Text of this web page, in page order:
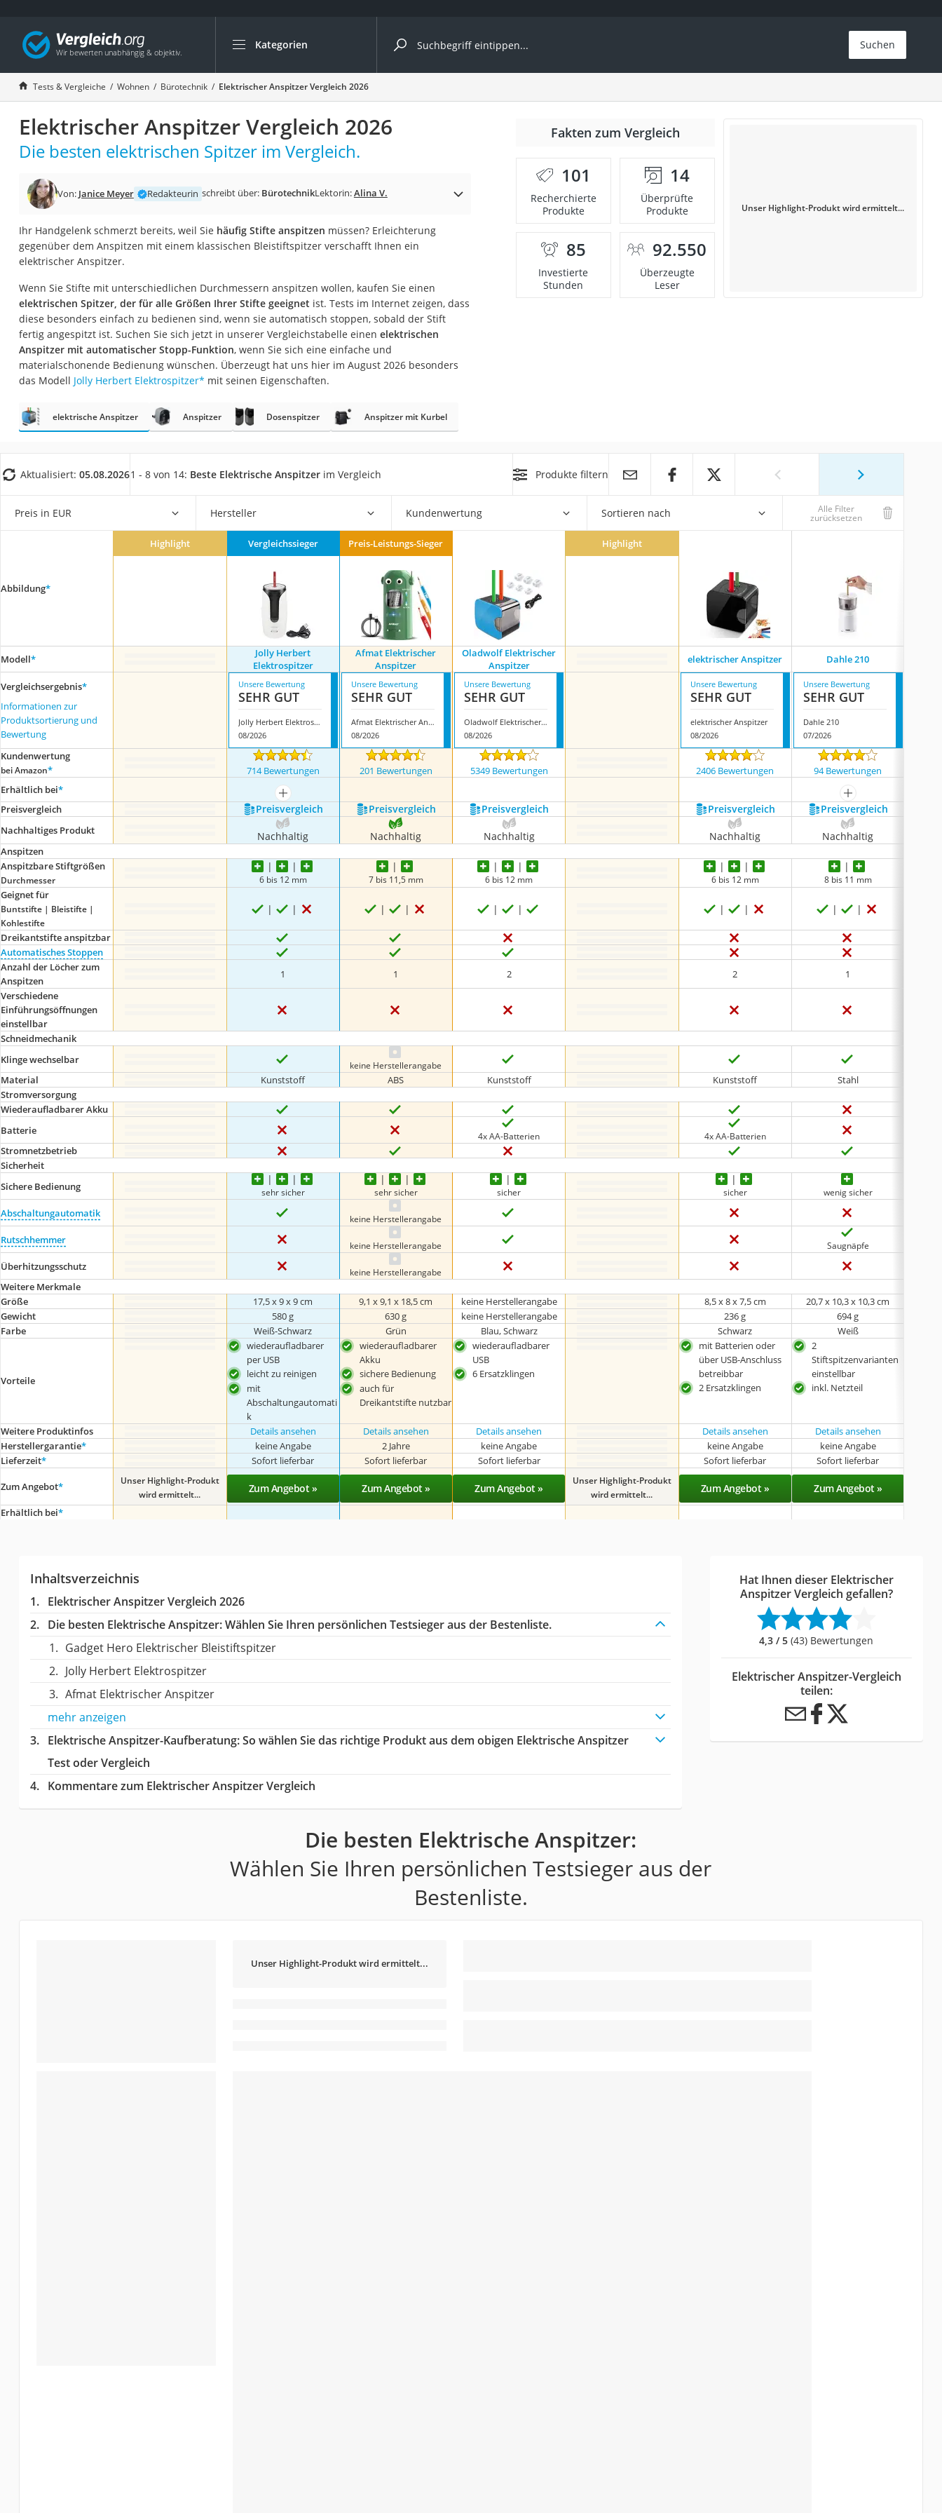
Kategorien
Die beliebtesten Vergleiche nach Kategorie
Wohnen
Matratzen-Topper
Matratzen
Konferenzlautsprecher
Tageslichtlampe
Badlüfter
Bürohocker
Außenleuchte mit Kamera
Akku-Tischlampe
Konferenzmikrofon
Klappmatratze
Duschkopf mit Kalkfilter
Aktenvernichter Sicherheitsstufe 4
Bettgitter
Spannbettlaken
Duschpaneel
Service
Suchen
Tests & Vergleiche Wohnen Bürotechnik Elektrischer Anspitzer Vergleich 2026
Elektrischer Anspitzer Vergleich 2026
Die besten elektrischen Spitzer im Vergleich.
Von: Janice Meyer Redakteurin schreibt über: BürotechnikLektorin:Alina V.
Ihr Handgelenk schmerzt bereits, weil Sie häufig Stifte anspitzen müssen? Erleichterung
gegenüber dem Anspitzen mit einem klassischen Bleistiftspitzer verschafft Ihnen ein
elektrischer Anspitzer.
Wenn Sie Stifte mit unterschiedlichen Durchmessern anspitzen wollen, kaufen Sie einen
elektrischen Spitzer, der für alle Größen Ihrer Stifte geeignet ist. Tests im Internet zeigen, dass
diese besonders einfach zu bedienen sind, wenn sie automatisch stoppen, sobald der Stift
fertig angespitzt ist. Suchen Sie sich jetzt in unserer Vergleichstabelle einen elektrischen
Anspitzer mit automatischer Stopp-Funktion, wenn Sie sich eine einfache und
materialschonende Bedienung wünschen. Überzeugt hat uns hier im August 2026 besonders
das Modell Jolly Herbert Elektrospitzer* mit seinen Eigenschaften.
Fakten zum Vergleich
101
Recherchierte
Produkte
14
Überprüfte
Produkte
85
Investierte
Stunden
92.550
Überzeugte
Leser
Unser Highlight-Produkt wird ermittelt...
elektrische Anspitzer Anspitzer Dosenspitzer Anspitzer mit Kurbel
Aktualisiert: 05.08.20261 - 8 von 14: Beste Elektrische Anspitzer im Vergleich Produkte filtern
Preis in EUR Hersteller Kundenwertung Sortieren nach Alle Filter
zurücksetzen
Abbildung*
Highlight Vergleichssieger Preis-Leistungs-Sieger Highlight
Modell*
Jolly Herbert
Elektrospitzer
Afmat Elektrischer
Anspitzer
Oladwolf Elektrischer
Anspitzer
elektrischer Anspitzer Dahle 210
Vergleichsergebnis*
Informationen zur
Produktsortierung und
Bewertung
Unsere Bewertung
SEHR GUT
Jolly Herbert Elektrospitzer
08/2026
Unsere Bewertung
SEHR GUT
Afmat Elektrischer Anspitzer
08/2026
Unsere Bewertung
SEHR GUT
Oladwolf Elektrischer Anspitzer
08/2026
Unsere Bewertung
SEHR GUT
elektrischer Anspitzer
08/2026
Unsere Bewertung
SEHR GUT
Dahle 210
07/2026
Kundenwertung
bei Amazon* 714 Bewertungen 201 Bewertungen 5349 Bewertungen 2406 Bewertungen 94 Bewertungen
Erhältlich bei*
mehr anzeigen
mehr anzeigen
Preis­vergleich
Preis­vergleich Preis­vergleich Preis­vergleich Preis­vergleich Preis­vergleich
Nachhaltiges Produkt Nachhaltig Nachhaltig Nachhaltig Nachhaltig Nachhaltig
Anspitzen
Anspitzbare Stiftgrößen
Durchmesser 6 bis 12 mm 7 bis 11,5 mm 6 bis 12 mm 6 bis 12 mm 8 bis 11 mm
Geignet für
Buntstifte | Bleistifte |
Kohlestifte
Dreikantstifte anspitzbar
Automatisches Stoppen
Anzahl der Löcher zum
Anspitzen
1 1 2 2
1
Verschiedene
Einführungsöffnungen
einstellbar
Schneidmechanik
Klinge wechselbar
keine Herstellerangabe
Material Kunststoff ABS Kunststoff Kunststoff Stahl
Stromversorgung
Wiederaufladbarer Akku
Batterie
4x AA-Batterien 4x AA-Batterien
Stromnetzbetrieb
Sicherheit
Sichere Bedienung
sehr sicher sehr sicher sicher sicher wenig sicher
Abschaltungautomatik keine Herstellerangabe
Rutschhemmer keine Herstellerangabe Saugnäpfe
Überhitzungsschutz keine Herstellerangabe
Weitere Merkmale
Größe
17,5 x 9 x 9 cm 9,1 x 9,1 x 18,5 cm keine Herstellerangabe 8,5 x 8 x 7,5 cm 20,7 x 10,3 x 10,3 cm
Gewicht
‎580 g 630 g keine Herstellerangabe 236 g
694 g
Farbe
Weiß-Schwarz Grün Blau, Schwarz Schwarz Weiß
Vorteile
wiederaufladbarer
per USB
leicht zu reinigen
mit
Abschaltungautomati
k
wiederaufladbarer
Akku
sichere Bedienung
auch für
Dreikantstifte nutzbar
wiederaufladbarer
USB
6 Ersatzklingen
mit Batterien oder
über USB-Anschluss
betreibbar
2 Ersatzklingen
2
Stiftspitzenvarianten
einstellbar
inkl. Netzteil
Weitere Produktinfos Details ansehen Details ansehen Details ansehen Details ansehen Details ansehen
Herstellergarantie* keine Angabe 2 Jahre keine Angabe keine Angabe
keine Angabe
Lieferzeit* Sofort lieferbar Sofort lieferbar Sofort lieferbar Sofort lieferbar Sofort lieferbar
Zum Angebot*
Unser Highlight-Produkt
wird ermittelt...
Zum Angebot » Zum Angebot » Zum Angebot »
Unser Highlight-Produkt
wird ermittelt...
Zum Angebot » Zum Angebot »
Erhältlich bei*
Inhaltsverzeichnis
Elektrischer Anspitzer Vergleich 2026
Die besten Elektrische Anspitzer:Wählen Sie Ihren persönlichen Testsieger aus der Bestenliste.
Gadget Hero Elektrischer Bleistiftspitzer
Jolly Herbert Elektrospitzer
Afmat Elektrischer Anspitzer
mehr anzeigen
Elektrische Anspitzer-Kaufberatung: So wählen Sie das richtige Produkt aus dem obigen Elektrische Anspitzer
Test oder Vergleich
Kommentare zum Elektrischer Anspitzer Vergleich
Hat Ihnen dieser Elektrischer
Anspitzer Vergleich gefallen?
4,3 / 5 (43) Bewertungen
Elektrischer Anspitzer-Vergleich
teilen:
Die besten Elektrische Anspitzer:
Wählen Sie Ihren persönlichen Testsieger aus der
Bestenliste.
Unser Highlight-Produkt wird ermittelt...